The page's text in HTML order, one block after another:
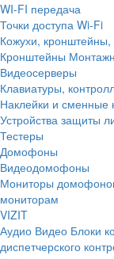
WI-FI передача
Точки доступа Wi-Fi
Кожухи,
Кронштейны
Видеосерверы
Клавиатуры,
Наклейки и сменные
Устройства защиты
Тестеры
Домофоны
Видеодомофоны
Мониторы
мониторам
VIZIT
Аудио Видео Блоки
диспетчерского